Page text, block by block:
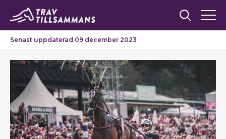
Senast uppdaterad 09 december 2023